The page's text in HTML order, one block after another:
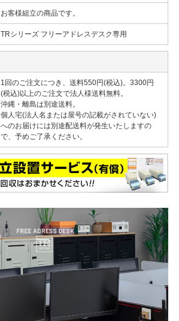
お客様組立の商品です。
TRシリーズ フリーアドレスデスク専用
1回のご注文につき、送料550円(税込)。3300円
(税込)以上のご注文で法人様送料無料。
沖縄・離島は別途送料。
個人宅(法人名または屋号の記載がされていない)
へのお届けには別途配送料が発生いたしますの
で、予めご了承ください。